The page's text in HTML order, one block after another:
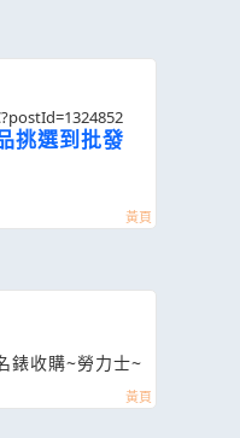
挑選到批發
錶收購~勞力士~